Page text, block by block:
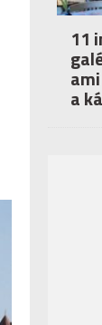
11
a